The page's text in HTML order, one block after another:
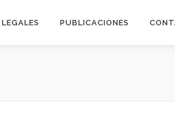
LEGALES PUBLICACIONES